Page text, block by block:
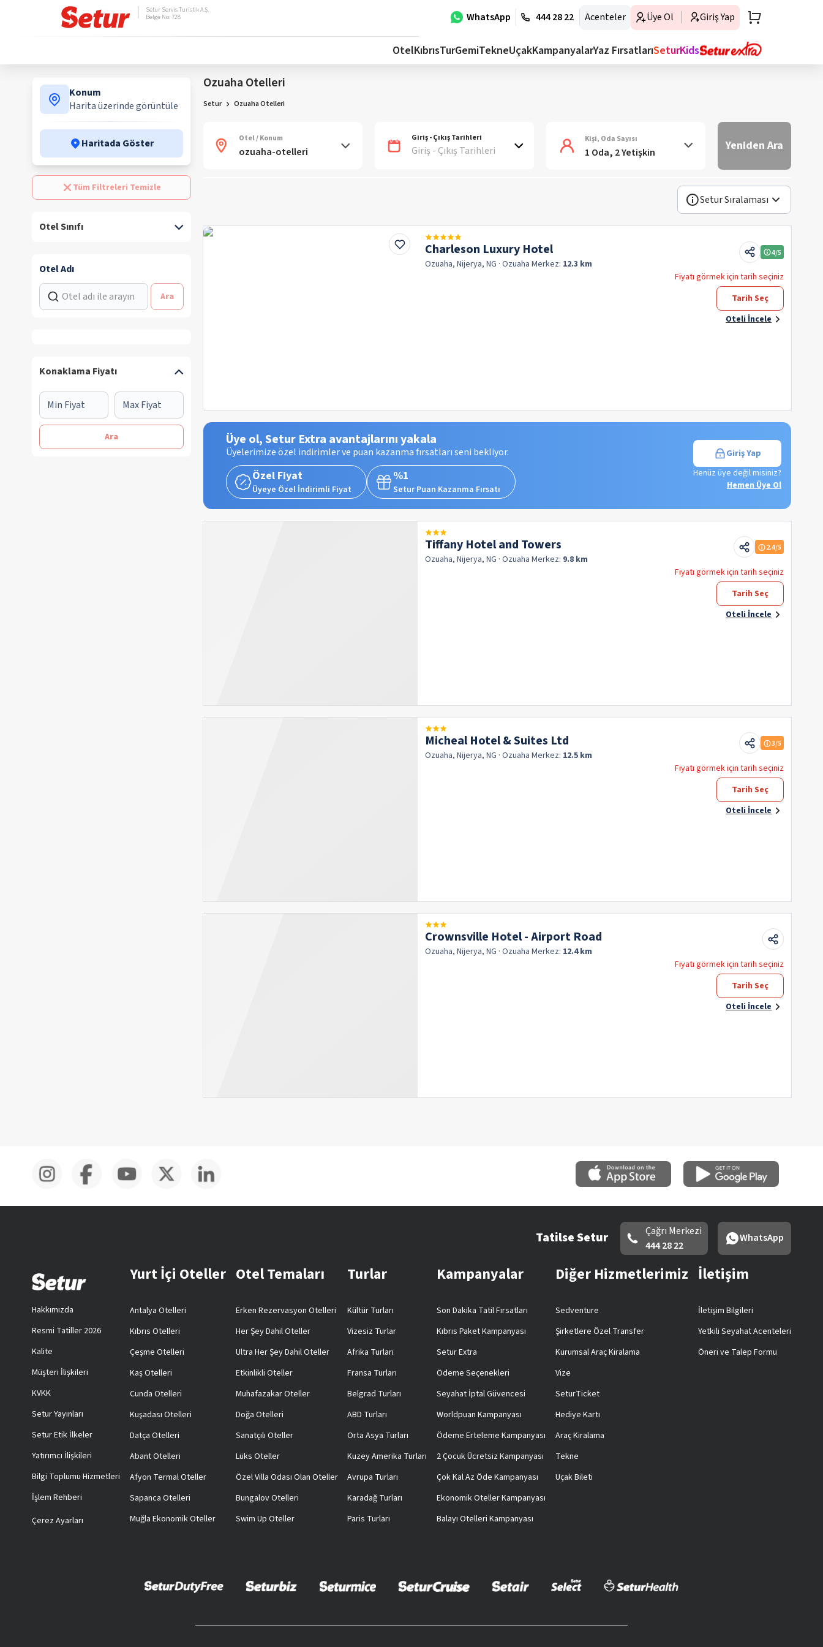
WhatsApp 444 28 22 Acenteler Üye Ol Giriş Yap
Setur Servis Turistik A.Ş.
Belge No: 728
OtelKıbrısTurGemiTekneUçakKampanyalarYaz FırsatlarıSeturKids
Konum
Harita üzerinde görüntüle
Haritada Göster
Tüm Filtreleri Temizle
Otel Sınıfı
Otel Adı
Ara
Konaklama Fiyatı
Ara
Ozuaha Otelleri
Setur Ozuaha Otelleri
Otel / Konum Giriş - Çıkış Tarihleri
Giriş - Çıkış Tarihleri
Kişi, Oda Sayısı
1 Oda, 2 Yetişkin Yeniden Ara
Setur Sıralaması
Charleson Luxury Hotel
Ozuaha, Nijerya, NG · Ozuaha Merkez: 12.3 km
4/5
Fiyatı görmek için tarih seçiniz
Tarih Seç
Oteli İncele
Üye ol, Setur Extra avantajlarını yakala
Üyelerimize özel indirimler ve puan kazanma fırsatları seni bekliyor.
Özel Fiyat
Üyeye Özel İndirimli Fiyat
%1
Setur Puan Kazanma Fırsatı
Giriş Yap
Henüz üye değil misiniz?
Hemen Üye Ol
Tiffany Hotel and Towers
Ozuaha, Nijerya, NG · Ozuaha Merkez: 9.8 km
2.4/5
Fiyatı görmek için tarih seçiniz
Tarih Seç
Oteli İncele
Micheal Hotel & Suites Ltd
Ozuaha, Nijerya, NG · Ozuaha Merkez: 12.5 km
3/5
Fiyatı görmek için tarih seçiniz
Tarih Seç
Oteli İncele
Crownsville Hotel - Airport Road
Ozuaha, Nijerya, NG · Ozuaha Merkez: 12.4 km
Fiyatı görmek için tarih seçiniz
Tarih Seç
Oteli İncele
Tatilse Setur
Çağrı Merkezi
444 28 22
WhatsApp
Hakkımızda
Resmi Tatiller 2026
Kalite
Müşteri İlişkileri
KVKK
Setur Yayınları
Setur Etik İlkeler
Yatırımcı İlişkileri
Bilgi Toplumu Hizmetleri
İşlem Rehberi
Çerez Ayarları
Yurt İçi Oteller
Antalya Otelleri
Kıbrıs Otelleri
Çeşme Otelleri
Kaş Otelleri
Cunda Otelleri
Kuşadası Otelleri
Datça Otelleri
Abant Otelleri
Afyon Termal Oteller
Sapanca Otelleri
Muğla Ekonomik Oteller
Otel Temaları
Erken Rezervasyon Otelleri
Her Şey Dahil Oteller
Ultra Her Şey Dahil Oteller
Etkinlikli Oteller
Muhafazakar Oteller
Doğa Otelleri
Sanatçılı Oteller
Lüks Oteller
Özel Villa Odası Olan Oteller
Bungalov Otelleri
Swim Up Oteller
Turlar
Kültür Turları
Vizesiz Turlar
Afrika Turları
Fransa Turları
Belgrad Turları
ABD Turları
Orta Asya Turları
Kuzey Amerika Turları
Avrupa Turları
Karadağ Turları
Paris Turları
Kampanyalar
Son Dakika Tatil Fırsatları
Kıbrıs Paket Kampanyası
Setur Extra
Ödeme Seçenekleri
Seyahat İptal Güvencesi
Worldpuan Kampanyası
Ödeme Erteleme Kampanyası
2 Çocuk Ücretsiz Kampanyası
Çok Kal Az Öde Kampanyası
Ekonomik Oteller Kampanyası
Balayı Otelleri Kampanyası
Diğer Hizmetlerimiz
Sedventure
Şirketlere Özel Transfer
Kurumsal Araç Kiralama
Vize
SeturTicket
Hediye Kartı
Araç Kiralama
Tekne
Uçak Bileti
İletişim
İletişim Bilgileri
Yetkili Seyahat Acenteleri
Öneri ve Talep Formu